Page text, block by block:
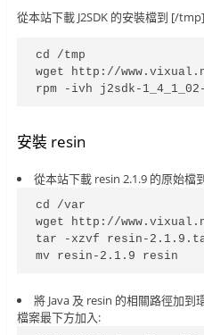
從本站下載 J2SDK 的安裝檔到 [/
cd /tmp
wget http://
rpm -ivh j2sdk-
安裝 resin
從本站下載 resin 2.1.9 的原始檔
cd /var
wget http://
tar -xzvf resin-
mv resin-2.1.9 resin
將 Java 及 resin 的相關路徑加
檔案最下方加入: